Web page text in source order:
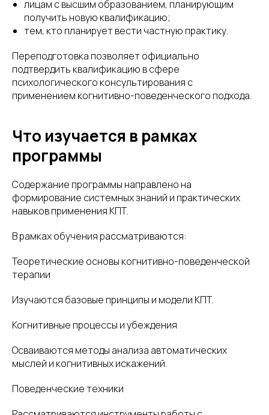
лицам с высшим образованием, планирующим
получить новую квалификацию;
тем, кто планирует вести частную практику.
Переподготовка позволяет официально
подтвердить квалификацию в сфере
психологического консультирования с
применением когнитивно-поведенческого подхода.
Что изучается в рамках
программы
Содержание программы направлено на
формирование системных знаний и практических
навыков применения КПТ.
В рамках обучения рассматриваются:
Теоретические основы когнитивно-поведенческой
терапии
Изучаются базовые принципы и модели КПТ.
Когнитивные процессы и убеждения
Осваиваются методы анализа автоматических
мыслей и когнитивных искажений.
Поведенческие техники